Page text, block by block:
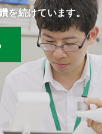
を続けています。